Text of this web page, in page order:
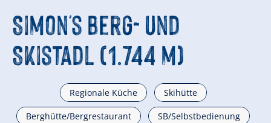
Simon's Berg- und
Skistadl (1.744 m)
Regionale Küche Skihütte
Berghütte/Bergrestaurant SB/Selbstbedienung